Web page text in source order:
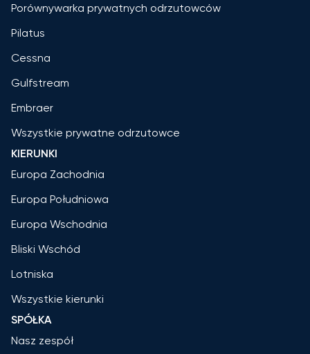
Porównywarka prywatnych odrzutowców
Pilatus
Cessna
Gulfstream
Embraer
Wszystkie prywatne odrzutowce
KIERUNKI
Europa Zachodnia
Europa Południowa
Europa Wschodnia
Bliski Wschód
Lotniska
Wszystkie kierunki
SPÓŁKA
Nasz zespół